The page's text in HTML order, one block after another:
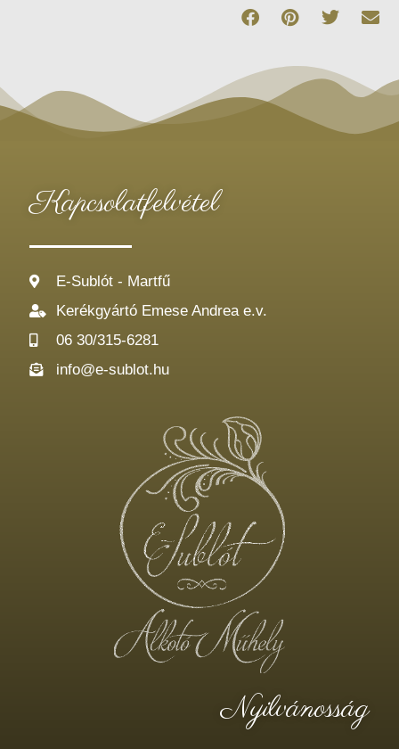
Kapcsolatfelvétel
E-Sublót - Martfű
Kerékgyártó Emese Andrea e.v.
06 30/315-6281
info@e-sublot.hu
Nyilvánosság